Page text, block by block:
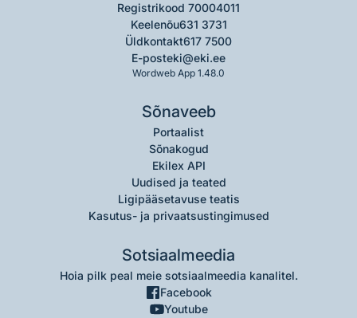
Registrikood 70004011
Keelenõu631 3731
Üldkontakt617 7500
E-posteki@eki.ee
Wordweb App 1.48.0
Sõnaveeb
Portaalist
Sõnakogud
Ekilex API
Uudised ja teated
Ligipääsetavuse teatis
Kasutus- ja privaatsustingimused
Sotsiaalmeedia
Hoia pilk peal meie sotsiaalmeedia kanalitel.
Facebook
Youtube